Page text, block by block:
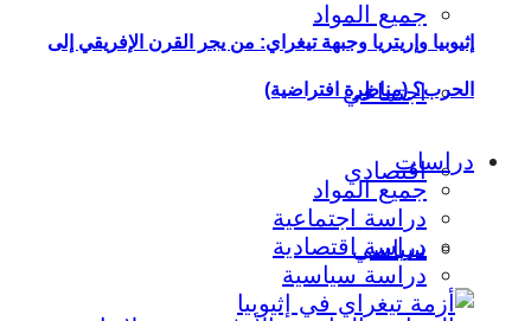
جميع المواد
اجتماعي
اقتصادي
سياسي
إثيوبيا وإريتريا وجبهة تيغراي: من يجر القرن الإفريقي إلى
الحرب؟ (مناظرة افتراضية)
دراسات
جميع المواد
دراسة اجتماعية
دراسة اقتصادية
دراسة سياسية